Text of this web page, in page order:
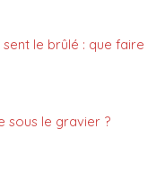
le brûlé : que faire
sous le gravier ?